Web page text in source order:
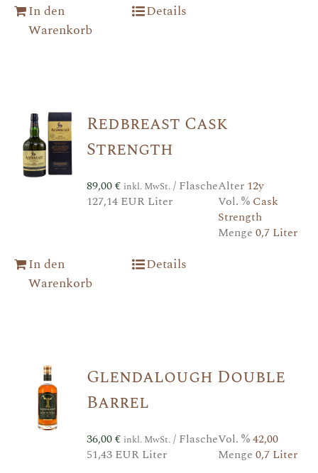
In den
Warenkorb
Details
Redbreast Cask
Strength
89,00€ inkl. MwSt./ Flasche
127,14 EUR Liter
Alter 12y
Vol. % Cask
Strength
Menge 0,7 Liter
In den
Warenkorb
Details
Glendalough Double
Barrel
36,00€ inkl. MwSt./ Flasche
51,43 EUR Liter
Vol. %42,00
Menge 0,7 Liter